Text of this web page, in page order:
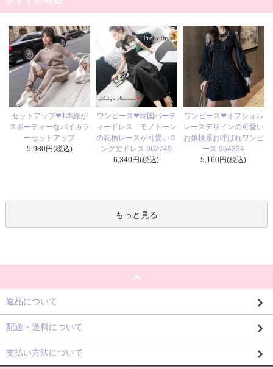
セットアップ❤1本線が
スポーティーなバイカラ
ーセットアップ
5,980円(税込)
ワンピース❤韓国パーテ
ィードレス モノトーン
の花柄レースが可愛いロ
ング丈ドレス 962749
6,340円(税込)
ワンピース❤オフショル
レースデザインの可愛い
お嬢様系お呼ばれワンピ
ース 964334
5,160円(税込)
もっと見る
返品について
配送・送料について
支払い方法について